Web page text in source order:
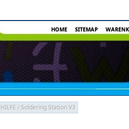
HOME SITEMAP
/ Soldering Station V3